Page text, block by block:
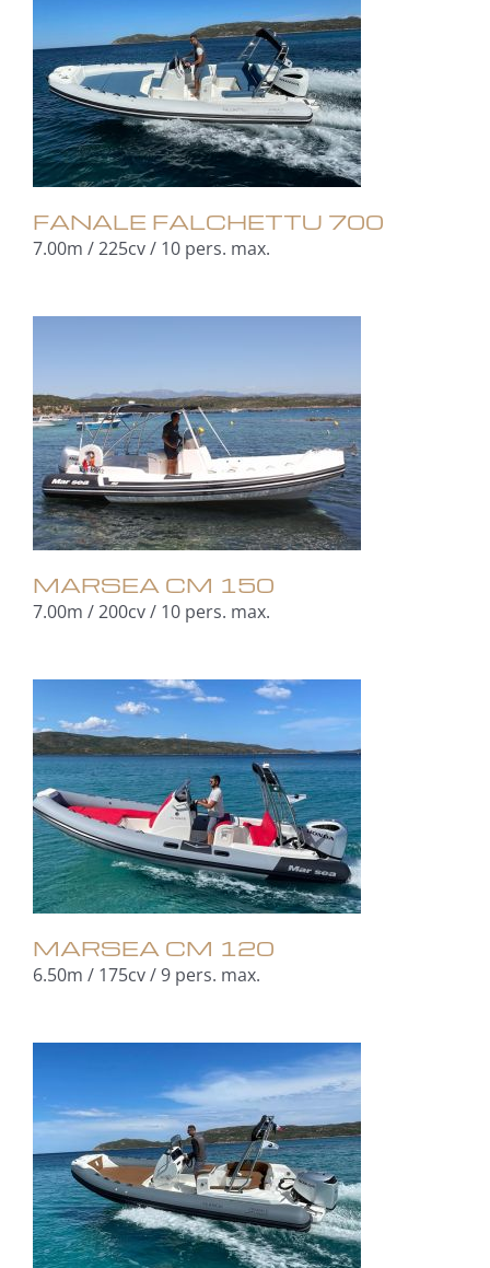
FANALE FALCHETTU 700
7.00m / 225cv / 10 pers. max.
MARSEA CM 150
7.00m / 200cv / 10 pers. max.
MARSEA CM 120
6.50m / 175cv / 9 pers. max.